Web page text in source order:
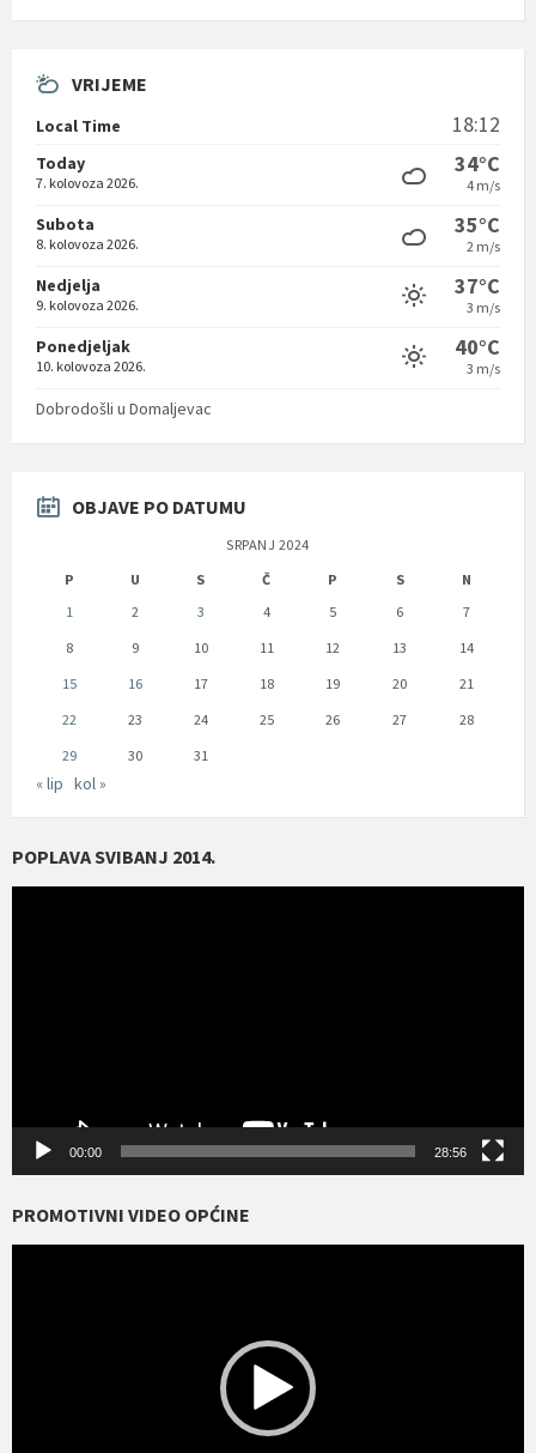
VRIJEME
Local Time 18:12
Today
7. kolovoza 2026.
34°C
4 m/s
Subota
8. kolovoza 2026.
35°C
2 m/s
Nedjelja
9. kolovoza 2026.
37°C
3 m/s
Ponedjeljak
10. kolovoza 2026.
40°C
3 m/s
Dobrodošli u Domaljevac
OBJAVE PO DATUMU
SRPANJ 2024
P
U S Č P S
N
1
2 3 4 5 6
7
8
9 10 11 12 13
14
15
16 17 18 19 20
21
22
23 24 25 26 27
28
29
30 31
« lip kol »
POPLAVA SVIBANJ 2014.
00:00 28:56
PROMOTIVNI VIDEO OPĆINE